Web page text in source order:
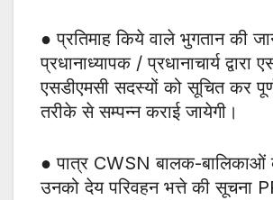
● प्रतिमाह किये वाले भुगतान की
प्रधानाध्यापक / प्रधानाचार्य द्वारा
एसडीएमसी सदस्यों को सूचित कर पूर्ण
तरीके से सम्पन्न कराई जायेगी।
● पात्र CWSN बालक-बालिकाओं
उनको देय परिवहन भत्ते की सूचना